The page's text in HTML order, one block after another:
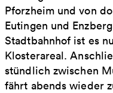
Pforzheim und von
Eutingen und
Stadtbahnhof ist es
Klosterareal.
stündlich zwischen
fährt abends wieder